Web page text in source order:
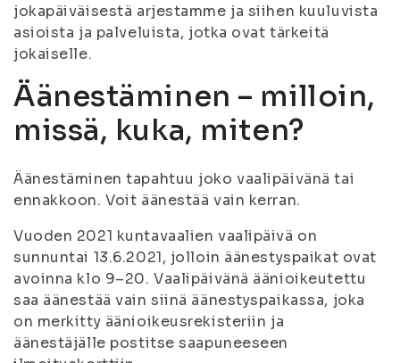
jokapäiväisestä arjestamme ja siihen kuuluvista
asioista ja palveluista, jotka ovat tärkeitä
jokaiselle.
Äänestäminen – milloin,
missä, kuka, miten?
Äänestäminen tapahtuu joko vaalipäivänä tai
ennakkoon. Voit äänestää vain kerran.
Vuoden 2021 kuntavaalien vaalipäivä on
sunnuntai 13.6.2021, jolloin äänestyspaikat ovat
avoinna klo 9–20. Vaalipäivänä äänioikeutettu
saa äänestää vain siinä äänestyspaikassa, joka
on merkitty äänioikeusrekisteriin ja
äänestäjälle postitse saapuneeseen